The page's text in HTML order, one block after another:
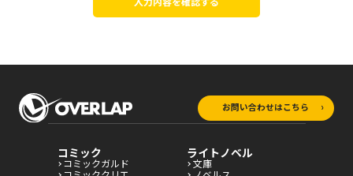
お問い合わせはこちら
コミック
コミックガルド
ライトノベル
文庫